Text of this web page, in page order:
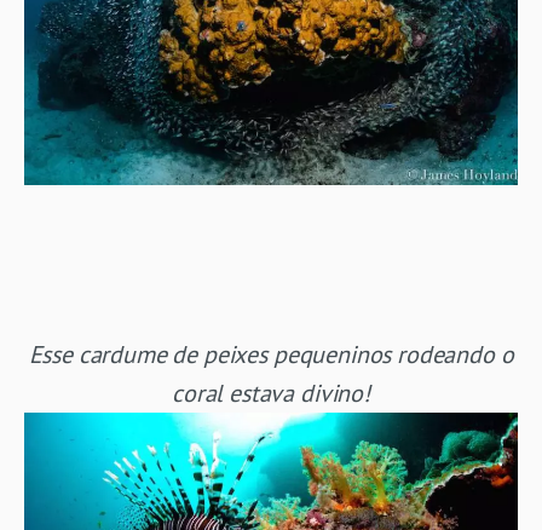
Esse cardume de peixes pequeninos rodeando o
coral estava divino!